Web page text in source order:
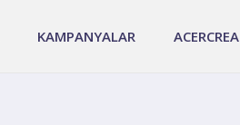
KAMPANYALAR ACERCREA